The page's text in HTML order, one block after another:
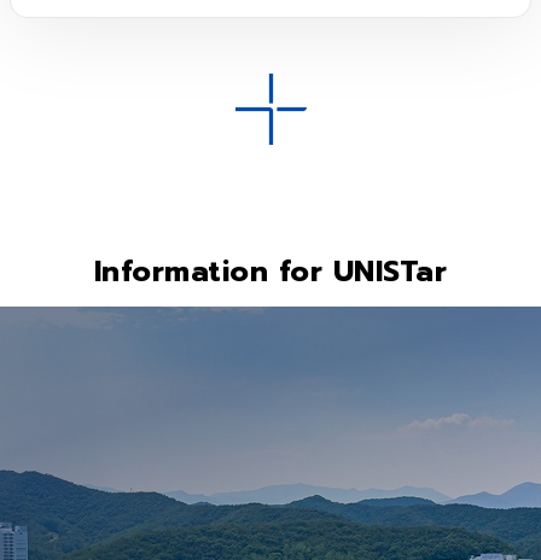
Information for UNISTar